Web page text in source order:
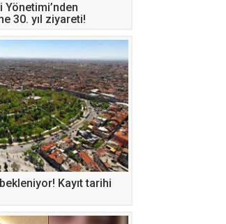
Yönetimi’nden
30. yıl ziyareti!
Kayıt tarihi